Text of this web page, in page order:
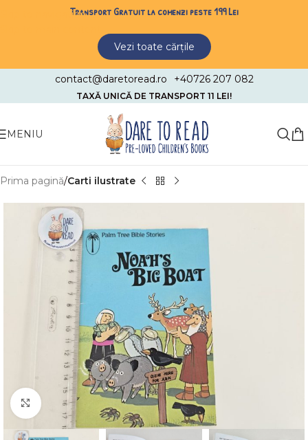
Skip to navigationTransport Gratuit la comenzi peste 199 Lei
Vezi toate cărțile
contact@daretoread.ro +40726 207 082
TAXĂ UNICĂ DE TRANSPORT 11 LEI!
MENIU
Prima pagină Carti ilustrate
Faceți click pentru a mări